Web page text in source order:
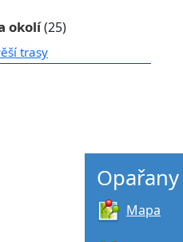
okolí(25)
trasy
Opařany
Mapa